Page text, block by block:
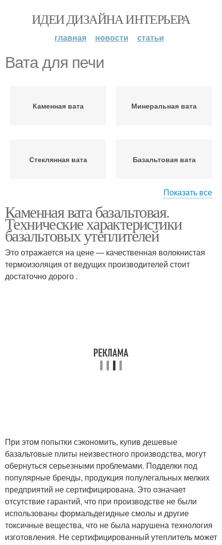
ИДЕИ ДИЗАЙНА ИНТЕРЬЕРА
главная новости статьи
Вата для печи
Каменная вата Минеральная вата
Стеклянная вата Базальтовая вата
Вата для утепления
Показать все
Каменная вата базальтовая.
Технические характеристики
базальтовых утеплителей
Это отражается на цене — качественная волокнистая
термоизоляция от ведущих производителей стоит
достаточно дорого .
При этом попытки сэкономить, купив дешевые
базальтовые плиты неизвестного производства, могут
обернуться серьезными проблемами. Подделки под
популярные бренды, продукция полулегальных мелких
предприятий не сертифицирована. Это означает
отсутствие гарантий, что при производстве не были
использованы формальдегидные смолы и другие
токсичные вещества, что не была нарушена технология
изготовления. Не сертифицированный утеплитель может